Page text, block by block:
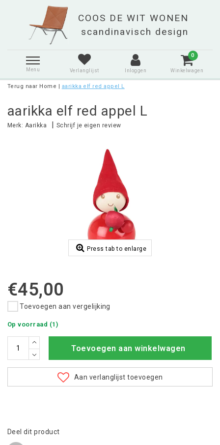
Menu Verlanglijst Inloggen
0
Winkelwagen
Terug naar Home | aarikka elf red appel L
aarikka elf red appel L
Merk: Aarikka | Schrijf je eigen review
Press tab to enlarge
€45,00
Toevoegen aan vergelijking
Op voorraad (1)
Toevoegen aan winkelwagen
Aan verlanglijst toevoegen
Deel dit product